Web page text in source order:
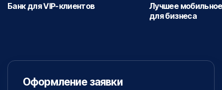
Банк для VIP-клиентов
Лучшее
для бизнеса
Оформление заявки